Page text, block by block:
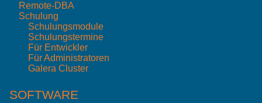
Remote-DBA
Schulung
Schulungsmodule
Schulungstermine
Für Entwickler
Für Administratoren
Galera Cluster
SOFTWARE